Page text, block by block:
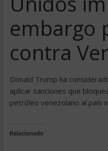
embargo
contra
Donald Trump ha
aplicar sanciones que
petróleo venezolano al país
Relacionado